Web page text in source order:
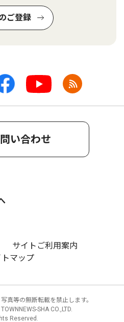
ご登録
い合わせ
サイトご利用案内
トマップ
真等の無断転載を禁止します。
SHA CO.,LTD.
Reserved.